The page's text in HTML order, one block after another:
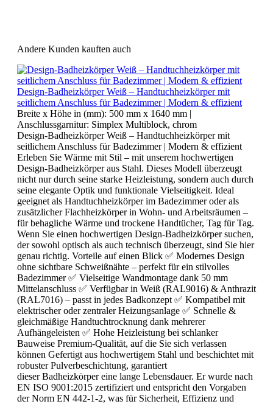
Andere Kunden kauften auch
Design-Badheizkörper Weiß – Handtuchheizkörper mit
seitlichem Anschluss für Badezimmer | Modern & effizient
Breite x Höhe in (mm): 500 mm x 1640 mm |
Anschlussgarnitur: Simplex Multiblock, chrom
Design-Badheizkörper Weiß – Handtuchheizkörper mit
seitlichem Anschluss für Badezimmer | Modern & effizient
Erleben Sie Wärme mit Stil – mit unserem hochwertigen
Design-Badheizkörper aus Stahl. Dieses Modell überzeugt
nicht nur durch seine starke Heizleistung, sondern auch durch
seine elegante Optik und funktionale Vielseitigkeit. Ideal
geeignet als Handtuchheizkörper im Badezimmer oder als
zusätzlicher Flachheizkörper in Wohn- und Arbeitsräumen –
für behagliche Wärme und trockene Handtücher, Tag für Tag.
Wenn Sie einen hochwertigen Design-Badheizkörper suchen,
der sowohl optisch als auch technisch überzeugt, sind Sie hier
genau richtig. Vorteile auf einen Blick ✅ Modernes Design
ohne sichtbare Schweißnähte – perfekt für ein stilvolles
Badezimmer ✅ Vielseitige Wandmontage dank 50 mm
Mittelanschluss ✅ Verfügbar in Weiß (RAL9016) & Anthrazit
(RAL7016) – passt in jedes Badkonzept ✅ Kompatibel mit
elektrischer oder zentraler Heizungsanlage ✅ Schnelle &
gleichmäßige Handtuchtrocknung dank mehrerer
Aufhängeleisten ✅ Hohe Heizleistung bei schlanker
Bauweise Premium-Qualität, auf die Sie sich verlassen
können Gefertigt aus hochwertigem Stahl und beschichtet mit
robuster Pulverbeschichtung, garantiert
dieser Badheizkörper eine lange Lebensdauer. Er wurde nach
EN ISO 9001:2015 zertifiziert und entspricht den Vorgaben
der Norm EN 442-1-2, was für Sicherheit, Effizienz und